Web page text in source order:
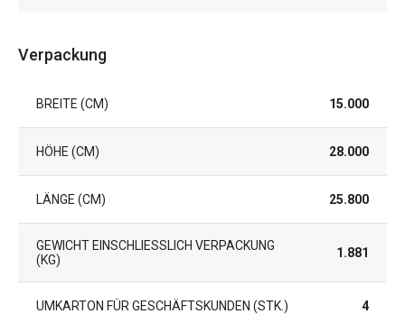
Verpackung
BREITE (CM) 15.000
HÖHE (CM) 28.000
LÄNGE (CM) 25.800
GEWICHT EINSCHLIESSLICH VERPACKUNG (
KG)
1.881
UMKARTON FÜR GESCHÄFTSKUNDEN (STK.) 4